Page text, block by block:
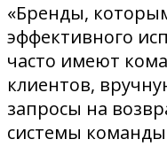
«Бренды,
эффективного
часто имеют
клиентов,
запросы на
системы